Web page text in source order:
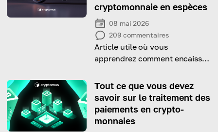
cryptomonnaie en espèces
08 mai 2026
209 commentaires
Article utile où vous
apprendrez comment encaisser
Tout ce que vous devez
savoir sur le traitement des
paiements en crypto-
monnaies